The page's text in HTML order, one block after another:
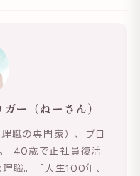
ー（ねーさん）
職の専門家）、ブロ
40歳で正社員復活
職。「人生100年、